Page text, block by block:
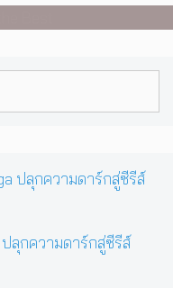
ลุกความดาร์กสู่ซีรีส์